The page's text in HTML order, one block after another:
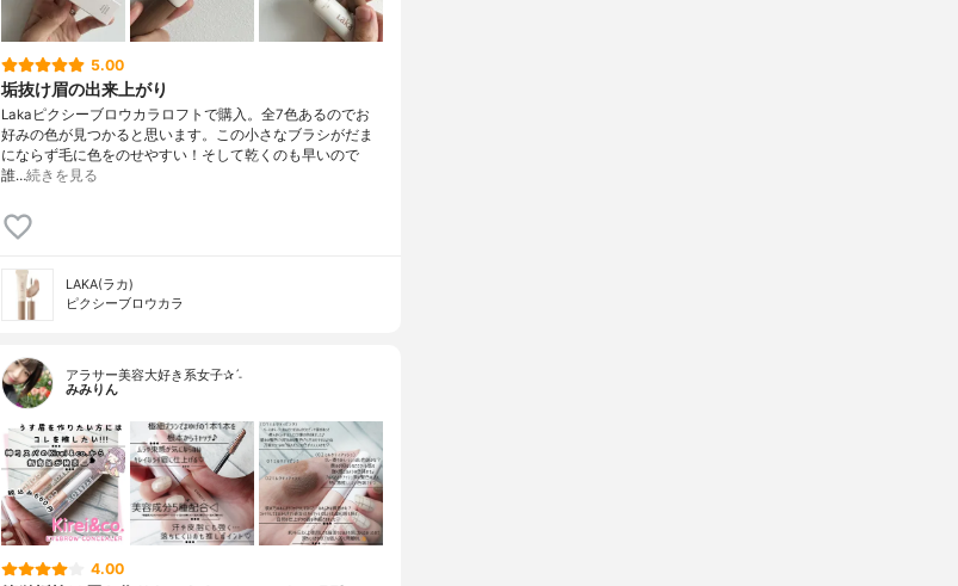
5.00
垢抜け眉の出来上がり
Lakaピクシーブロウカラロフトで購入。全7色あるのでお
好みの色が見つかると思います。この小さなブラシがだま
にならず毛に色をのせやすい！そして乾くのも早いので
誰…続きを見る
LAKA(ラカ)
ピクシーブロウカラ
アラサー美容大好き系女子✰ˊ˗
みみりん
4.00